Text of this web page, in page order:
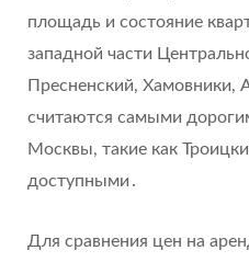
площадь и состояние
западной части
Пресненский, Хамовники,
считаются самыми
Москвы, такие как
доступными․
Для сравнения цен на